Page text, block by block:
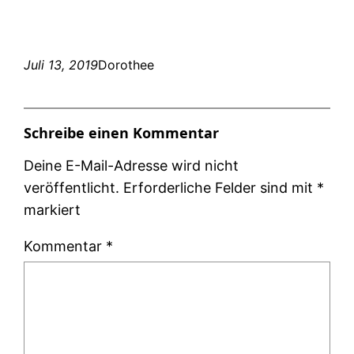
Juli 13, 2019Dorothee
Schreibe einen Kommentar
Deine E-Mail-Adresse wird nicht
veröffentlicht. Erforderliche Felder sind mit *
markiert
Kommentar *